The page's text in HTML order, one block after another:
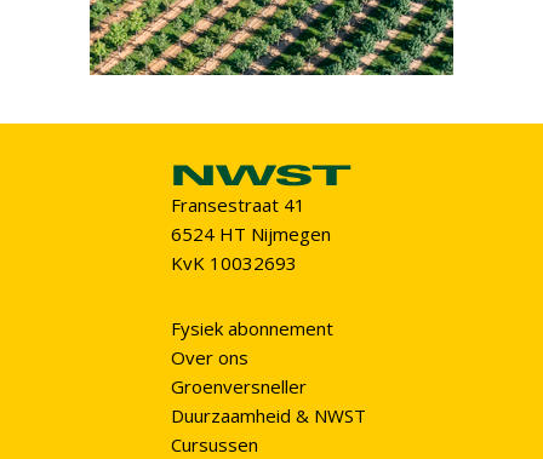
Fransestraat 41
6524 HT Nijmegen
KvK 10032693
Fysiek abonnement
Over ons
Groenversneller
Duurzaamheid & NWST
Cursussen